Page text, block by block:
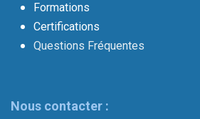
Formations
Certifications
Questions Fréquentes
Nous contacter :